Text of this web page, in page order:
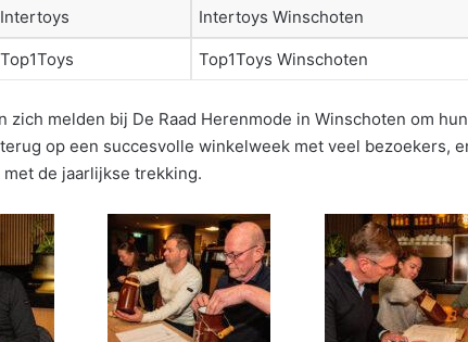
Intertoys Winschoten
Top1Toys Winschoten
zich melden bij De Raad Herenmode in Winschoten om
op een succesvolle winkelweek met veel bezoekers,
de jaarlijkse trekking.